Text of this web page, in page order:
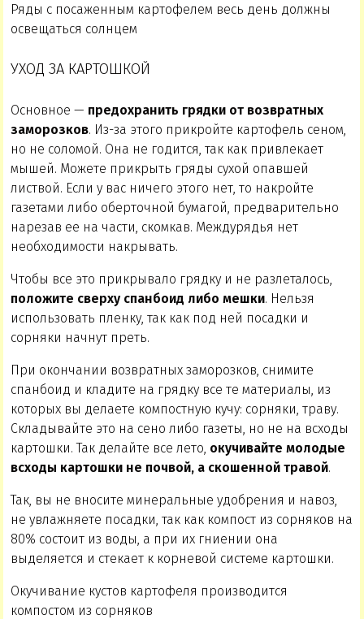
Ряды с посаженным картофелем весь день должны
освещаться солнцем
УХОД ЗА КАРТОШКОЙ
Основное — предохранить грядки от возвратных
заморозков. Из-за этого прикройте картофель сеном,
но не соломой. Она не годится, так как привлекает
мышей. Можете прикрыть гряды сухой опавшей
листвой. Если у вас ничего этого нет, то накройте
газетами либо оберточной бумагой, предварительно
нарезав ее на части, скомкав. Междурядья нет
необходимости накрывать.
Чтобы все это прикрывало грядку и не разлеталось,
положите сверху спанбоид либо мешки. Нельзя
использовать пленку, так как под ней посадки и
сорняки начнут преть.
При окончании возвратных заморозков, снимите
спанбоид и кладите на грядку все те материалы, из
которых вы делаете компостную кучу: сорняки, траву.
Складывайте это на сено либо газеты, но не на всходы
картошки. Так делайте все лето, окучивайте молодые
всходы картошки не почвой, а скошенной травой.
Так, вы не вносите минеральные удобрения и навоз,
не увлажняете посадки, так как компост из сорняков на
80% состоит из воды, а при их гниении она
выделяется и стекает к корневой системе картошки.
Окучивание кустов картофеля производится
компостом из сорняков